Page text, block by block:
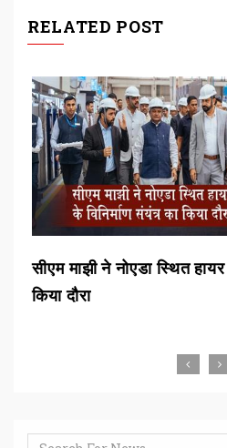
RELATED POST
संयंत्र का
एटीएम से